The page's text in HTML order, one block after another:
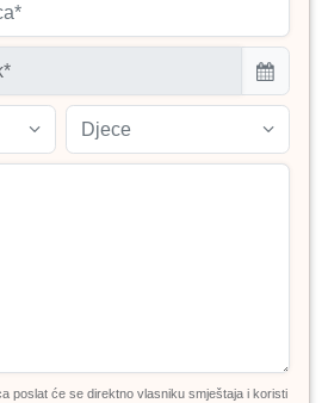
Djece
poslat će se direktno vlasniku smještaja i koristi